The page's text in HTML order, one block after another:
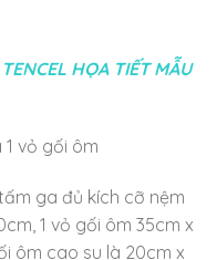
HỌA TIẾT MẪU
1 vỏ gối ôm
ga đủ kích cỡ nệm
1 vỏ gối ôm 35cm x
ôm cao su là 20cm x